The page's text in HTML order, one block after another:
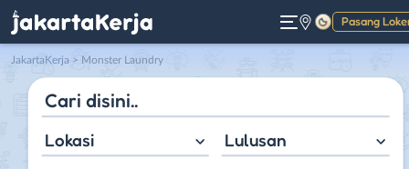
Pasang
Gelap
JakartaKerja > Monster Laundry
Lokasi Lulusan